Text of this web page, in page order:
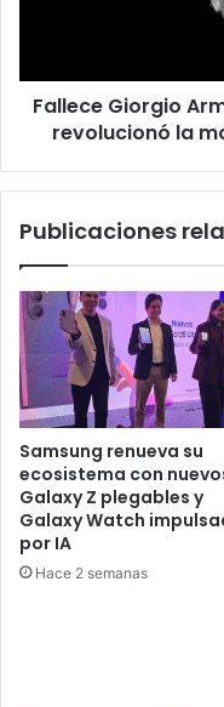
la
moda
italiana
Fallece Giorgio
revolucionó la
Publicaciones
Samsung renueva su
ecosistema con
Galaxy Z plegables y
Galaxy Watch
por IA
Hace 2 semanas